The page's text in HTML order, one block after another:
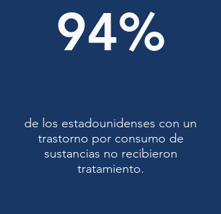
94%
de los estadounidenses con un
trastorno por consumo de
sustancias no recibieron
tratamiento.